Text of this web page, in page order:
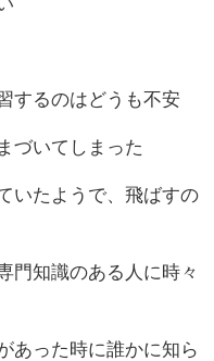
するのはどうも不安
づいてしまった
いたようで、飛ばすの
門知識のある人に時々
あった時に誰かに知ら